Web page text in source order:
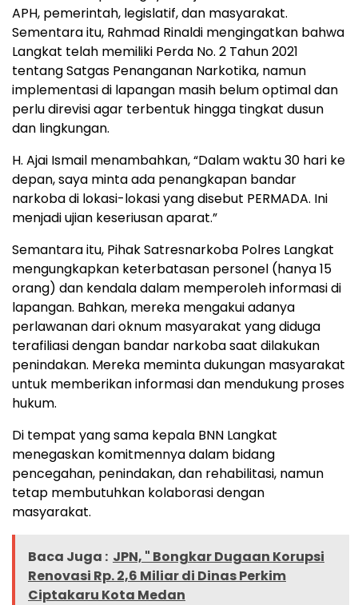
APH, pemerintah, legislatif, dan masyarakat.
Sementara itu, Rahmad Rinaldi mengingatkan bahwa
Langkat telah memiliki Perda No. 2 Tahun 2021
tentang Satgas Penanganan Narkotika, namun
implementasi di lapangan masih belum optimal dan
perlu direvisi agar terbentuk hingga tingkat dusun
dan lingkungan.
H. Ajai Ismail menambahkan, “Dalam waktu 30 hari ke
depan, saya minta ada penangkapan bandar
narkoba di lokasi-lokasi yang disebut PERMADA. Ini
menjadi ujian keseriusan aparat.”
Semantara itu, Pihak Satresnarkoba Polres Langkat
mengungkapkan keterbatasan personel (hanya 15
orang) dan kendala dalam memperoleh informasi di
lapangan. Bahkan, mereka mengakui adanya
perlawanan dari oknum masyarakat yang diduga
terafiliasi dengan bandar narkoba saat dilakukan
penindakan. Mereka meminta dukungan masyarakat
untuk memberikan informasi dan mendukung proses
hukum.
Di tempat yang sama kepala BNN Langkat
menegaskan komitmennya dalam bidang
pencegahan, penindakan, dan rehabilitasi, namun
tetap membutuhkan kolaborasi dengan
masyarakat.
Baca Juga : JPN, " Bongkar Dugaan Korupsi
Renovasi Rp. 2,6 Miliar di Dinas Perkim
Ciptakaru Kota Medan